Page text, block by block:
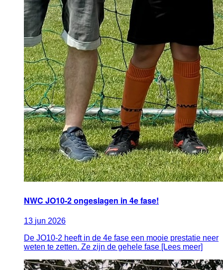
NWC JO10-2 ongeslagen in 4e fase!
13 jun 2026
De JO10-2 heeft in de 4e fase een mooie prestatie neer
weten te zetten. Ze zijn de gehele fase [Lees meer]